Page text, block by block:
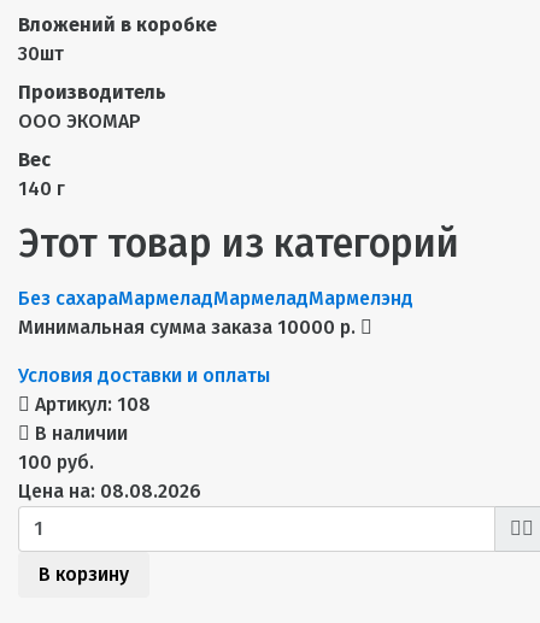
Вложений в коробке
30шт
Производитель
ООО ЭКОМАР
Вес
140 г
Этот товар из категорий
Без сахараМармеладМармеладМармелэнд
Минимальная сумма заказа 10000 р.
Условия доставки и оплаты
Артикул: 108
В наличии
100 руб.
Цена на: 08.08.2026
В корзину